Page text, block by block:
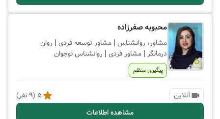
محبوبه صفرزاده
مشاور، روانشناس | مشاور توسعه فردی | روان
درمانگر | مشاور فردی | روانشناس نوجوان
پیگیری منظم
آنلاین 5
(
9نفر)
مشاهده اطلاعات